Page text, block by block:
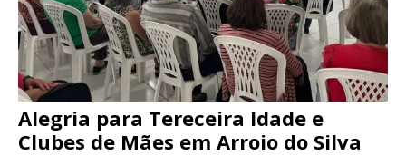
Alegria para Tereceira Idade e
Clubes de Mães em Arroio do Silva